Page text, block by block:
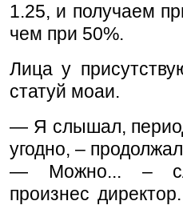
1.25, и получаем
чем при 50%.
Лица у
статуй моаи.
— Я слышал,
угодно, –
— Можно... –
произнес